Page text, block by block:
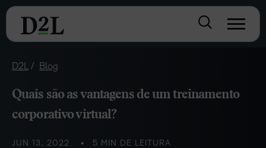
D2L Blog
Quais são as vantagens de um treinamento
corporativo virtual?
JUN 13, 2022 5 MIN DE LEITURA